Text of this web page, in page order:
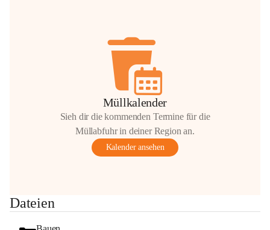
anrainer-service@omv.com
Bei Fragen, Anliegen oder Beschwerden.
Die OMV wird im Zuge von
Müllkalender
Sieh dir die kommenden Termine für die
Müllabfuhr in deiner Region an.
Kalender ansehen
Dateien